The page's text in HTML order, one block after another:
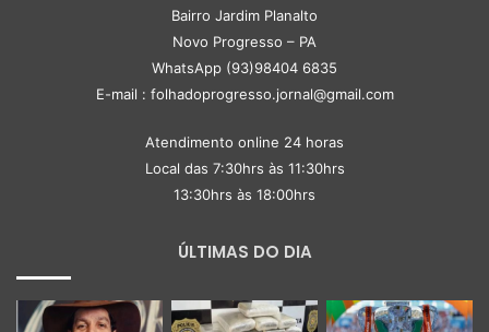
Bairro Jardim Planalto
Novo Progresso – PA
WhatsApp (93)98404 6835
E-mail : folhadoprogresso.jornal@gmail.com
Atendimento online 24 horas
Local das 7:30hrs às 11:30hrs
13:30hrs às 18:00hrs
ÚLTIMAS DO DIA